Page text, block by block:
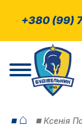
+380 (99)
⌂ Ксенія